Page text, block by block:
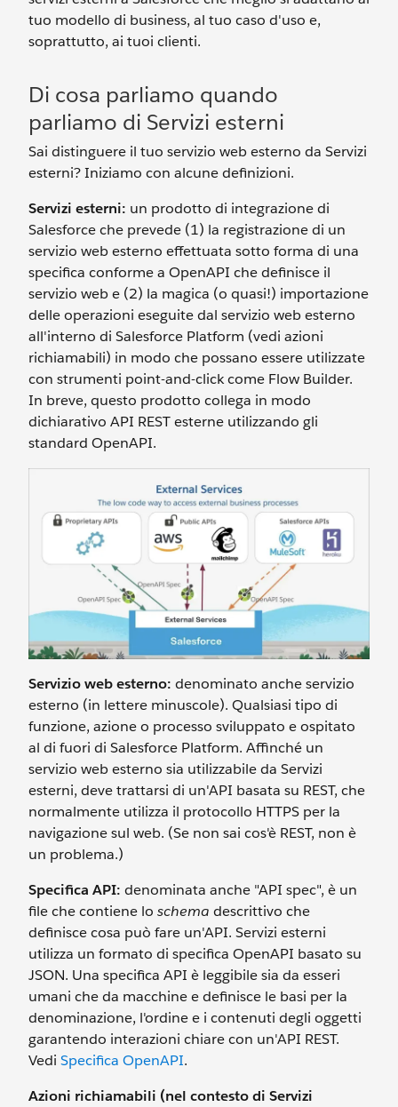
tuo modello di business, al tuo caso d'uso e,
soprattutto, ai tuoi clienti.
Di cosa parliamo quando
parliamo di Servizi esterni
Sai distinguere il tuo servizio web esterno da Servizi
esterni? Iniziamo con alcune definizioni.
Servizi esterni: un prodotto di integrazione di
Salesforce che prevede (1) la registrazione di un
servizio web esterno effettuata sotto forma di una
specifica conforme a OpenAPI che definisce il
servizio web e (2) la magica (o quasi!) importazione
delle operazioni eseguite dal servizio web esterno
all'interno di Salesforce Platform (vedi azioni
richiamabili) in modo che possano essere utilizzate
con strumenti point-and-click come Flow Builder.
In breve, questo prodotto collega in modo
dichiarativo API REST esterne utilizzando gli
standard OpenAPI.
Servizio web esterno: denominato anche servizio
esterno (in lettere minuscole). Qualsiasi tipo di
funzione, azione o processo sviluppato e ospitato
al di fuori di Salesforce Platform. Affinché un
servizio web esterno sia utilizzabile da Servizi
esterni, deve trattarsi di un'API basata su REST, che
normalmente utilizza il protocollo HTTPS per la
navigazione sul web. (Se non sai cos'è REST, non è
un problema.)
Specifica API: denominata anche "API spec", è un
file che contiene lo schema descrittivo che
definisce cosa può fare un'API. Servizi esterni
utilizza un formato di specifica OpenAPI basato su
JSON. Una specifica API è leggibile sia da esseri
umani che da macchine e definisce le basi per la
denominazione, l'ordine e i contenuti degli oggetti
garantendo interazioni chiare con un'API REST.
Vedi Specifica OpenAPI.
Azioni richiamabili (nel contesto di Servizi